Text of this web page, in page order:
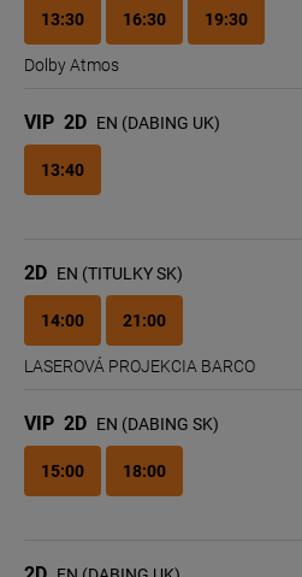
13:30 16:30 19:30
Dolby Atmos
VIP 2D EN (DABING UK)
13:40
2D EN (TITULKY SK)
14:00 21:00
LASEROVÁ PROJEKCIA BARCO
VIP 2D EN (DABING SK)
15:00 18:00